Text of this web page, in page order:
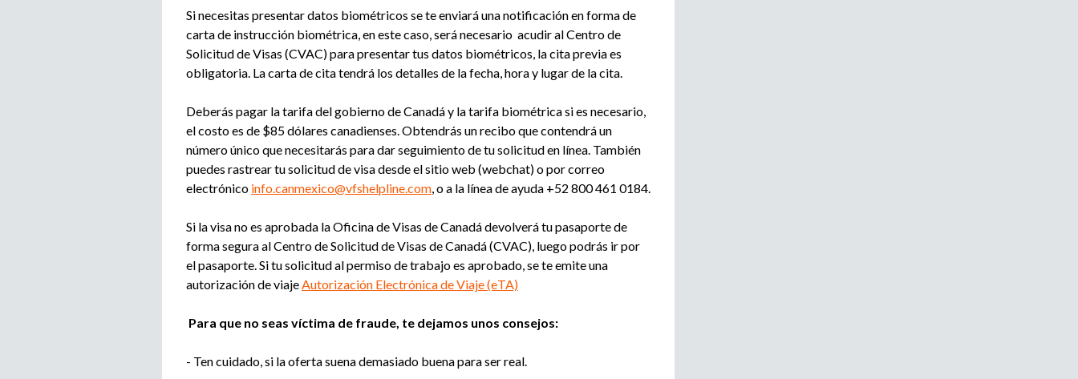
Si necesitas presentar datos biométricos se te enviará una notificación en forma de
carta de instrucción biométrica, en este caso, será necesario acudir al Centro de
Solicitud de Visas (CVAC) para presentar tus datos biométricos, la cita previa es
obligatoria. La carta de cita tendrá los detalles de la fecha, hora y lugar de la cita.
Deberás pagar la tarifa del gobierno de Canadá y la tarifa biométrica si es necesario,
el costo es de $85 dólares canadienses. Obtendrás un recibo que contendrá un
número único que necesitarás para dar seguimiento de tu solicitud en línea. También
puedes rastrear tu solicitud de visa desde el sitio web (webchat) o por correo
electrónico info.canmexico@vfshelpline.com, o a la línea de ayuda +52 800 461 0184.
Si la visa no es aprobada la Oficina de Visas de Canadá devolverá tu pasaporte de
forma segura al Centro de Solicitud de Visas de Canadá (CVAC), luego podrás ir por
el pasaporte. Si tu solicitud al permiso de trabajo es aprobado, se te emite una
autorización de viajeAutorización Electrónica de Viaje (eTA)
Para que no seas víctima de fraude, te dejamos unos consejos:
- Ten cuidado, si la oferta suena demasiado buena para ser real.